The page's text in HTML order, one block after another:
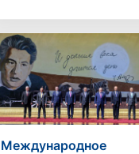
Международное